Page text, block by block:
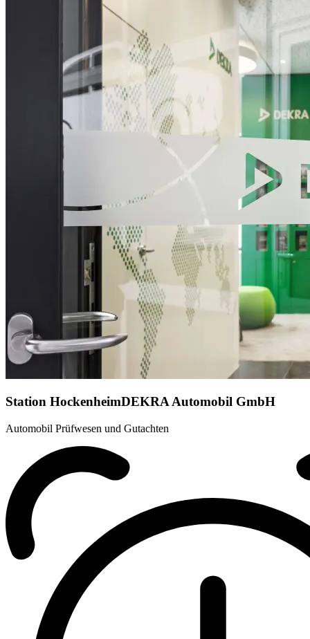
Station HockenheimDEKRA Automobil GmbH
Automobil Prüfwesen und Gutachten